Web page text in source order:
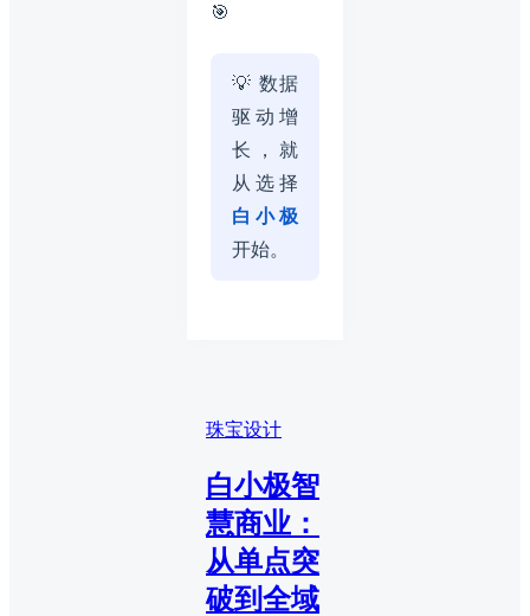
🎯
💡 数据
驱动增
长，就
从选择
白小极
开始。
珠宝设计
白小极智
慧商业：
从单点突
破到全域